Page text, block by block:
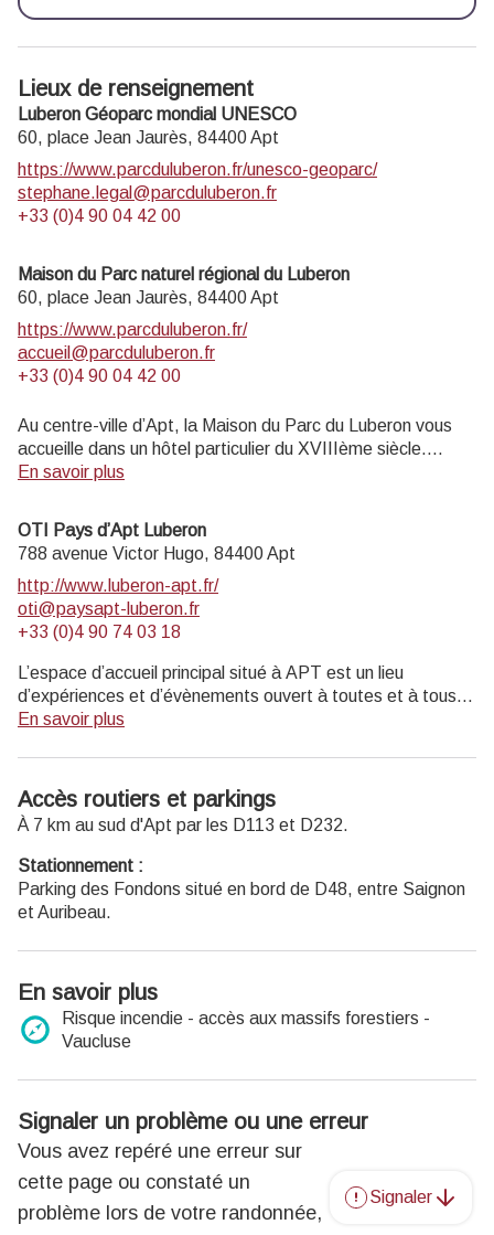
Lieux de renseignement
Luberon Géoparc mondial UNESCO
60, place Jean Jaurès, 84400Apt
https://www.parcduluberon.fr/unesco-geoparc/
stephane.legal@parcduluberon.fr
+33 (0)4 90 04 42 00
Maison du Parc naturel régional du Luberon
60, place Jean Jaurès, 84400Apt
https://www.parcduluberon.fr/
accueil@parcduluberon.fr
+33 (0)4 90 04 42 00
Au centre-ville d’Apt, la Maison du Parc du Luberon vous
accueille dans un hôtel particulier du XVIIIème siècle.
Informations touristiques et vente de livres, cartes,
Exposition permanente visite gratuite.
Musée de géologie entrée payante (4 € ; 2€ réduit ; gratuit
moins de 18 ans, scolaires, enseignants).
Ouvert au public lundi, mardi, jeudi 14h-17h30, et mercredi
9h-12h30 et 14h-17h30 (hors jours fériés).
En savoir plus
OTI Pays d’Apt Luberon
788 avenue Victor Hugo, 84400Apt
http://www.luberon-apt.fr/
oti@paysapt-luberon.fr
+33 (0)4 90 74 03 18
L’espace d’accueil principal situé à APT est un lieu
d’expériences et d’évènements ouvert à toutes et à tous :
visiteurs, locaux, professionnels du tourisme, rencontres et
électriques BOSCH est installée dans le bureau.
Bureau d'Apt
788 Avenue Victor Hugo 84400 Apt
T. +33 (0)4 90 74 03 18
Ouvert toute l'année
Fermé dimanche et jours fériés (hors juillet et août)
et jours fériés.
Bureau de Bonnieux
Ouvert du lundi au samedi de 9h30 à 12h30 et de 14h à 18h
jusqu'au 30 septembre.
Fermé dimanche et jours fériés.
Bureau de Céreste
Boulevard Victor Hugo 04280 Céreste
En savoir plus
Accès routiers et parkings
À 7 km au sud d'Apt par les D113 et D232.
Stationnement :
Parking des Fondons situé en bord de D48, entre Saignon
et Auribeau.
En savoir plus
Risque incendie - accès aux massifs forestiers -
Vaucluse
Signaler un problème ou une erreur
Vous avez repéré une erreur sur
cette page ou constaté un
problème lors de votre randonnée,
Signaler